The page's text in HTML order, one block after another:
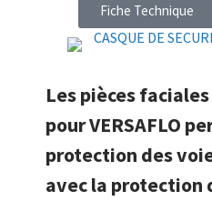
Fiche Technique
Les pièces
pour VERSAFLO
protection des
avec la protection